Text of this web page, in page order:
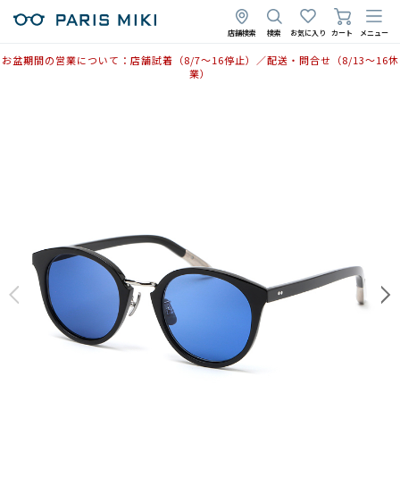
店舗検索 検索 お気に入り カート メニュー
お盆期間の営業について：店舗試着（8/7〜16停止）／配送・問合せ（8/13〜16休
業）